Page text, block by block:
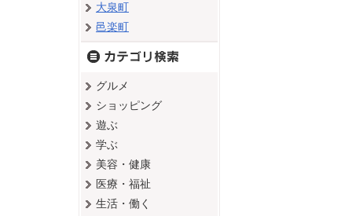
大泉町
邑楽町
グルメ
ショッピング
遊ぶ
学ぶ
美容・健康
医療・福祉
生活・働く